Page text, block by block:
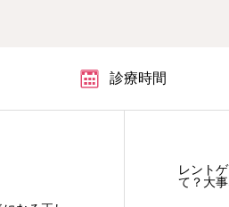
診療時間
レント
て？大